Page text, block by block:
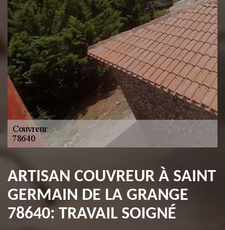
ARTISAN COUVREUR À SAINT
GERMAIN DE LA GRANGE
78640: TRAVAIL SOIGNÉ